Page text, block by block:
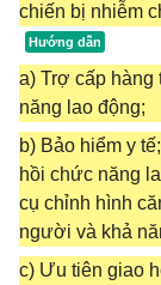
chiến bị nhiễm
a) Trợ cấp hàng
năng lao động;
b) Bảo hiểm y
hồi chức năng
cụ chỉnh hình
người và khả
c) Ưu tiên giao